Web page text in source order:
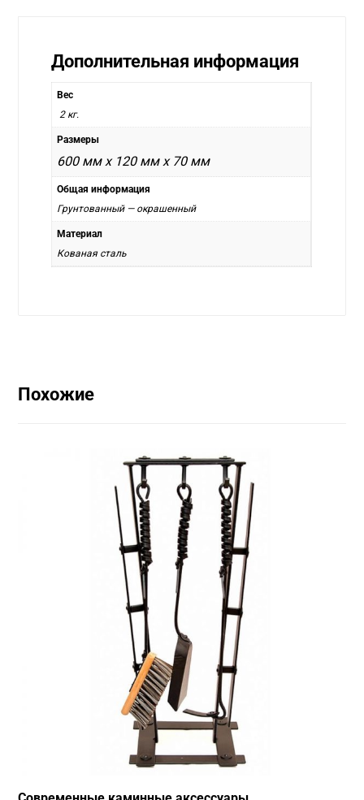
Дополнительная информация
Вес
2 кг.
Размеры
600 мм x 120 мм x 70 мм
Общая информация
Грунтованный — окрашенный
Материал
Кованая сталь
Похожие